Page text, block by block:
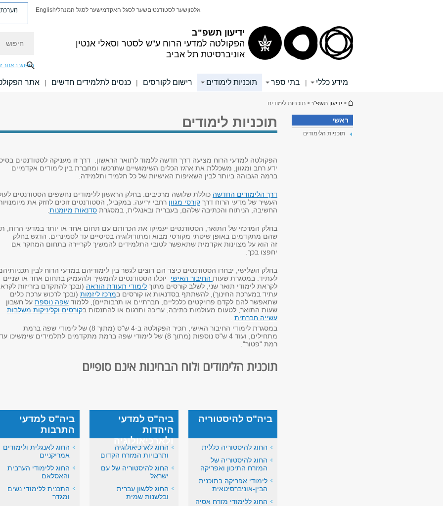
ידיעון תשפ"ב
הפקולטה למדעי הרוח ע"ש לסטר וסאלי אנטין
אוניברסיטת תל אביב
אלפוןשער לסטודנטיםשער לסגל האקדמישער לסגל המנהליEnglish מערכת
חיפוש באתר
מידע כללי | בתי ספר תוכניות לימודים רישום לקורסים | כנסים לתלמידים חדשים | אתר
הינך נמצא כאן
> ידיעון תשפ"ב> תוכניות לימודים
ראשי
תוכניות הלימודים
תוכניות לימודים
הפקולטה למדעי הרוח מציעה דרך חדשה ללמוד לתואר הראשון. דרך זו מעניקה לסטודנטים
ידע רחב ומגוון, משכללת את ארגז הכלים השימושיים שתרכשו ומחברת בין לימודים אקדמיים
ברמה הגבוהה ביותר לבין השאיפות האישיות של כל תלמיד ותלמידה.
דרך הלימודים החדשה כוללת שלושה מרכיבים. בחלק הראשון ללימודים נחשפים הסטודנטים
העשיר של מדעי הרוח דרך קורסי מגוון רחבי יריעה. במקביל, הסטודנטים זוכים לחזק את
החשיבה, הניתוח והכתיבה שלהם, בעברית ובאנגלית, במסגרת סדנאות מיומנות
בחלק המרכזי של התואר, הסטודנטים יעמיקו את הכרותם עם תחום אחד או יותר במדעי הרוח,
שהם מתקדמים באופן שיטתי מקורסי מבוא ומתודולוגיה בסיסיים עד לסמינרים. הדגש בחלק
זה הוא על מצוינות אקדמית שתאפשר לטובי התלמידים להמשיך לקריירה בתחום המחקר אם
יחפצו בכך.
​בחלק השלישי, יבחרו הסטודנטים כיצד הם רוצים לגשר בין לימודיהם במדעי הרוח לבין
לעתיד. במסגרת שעות החיבור האישי יוכלו הסטודנטים להמשיך ולהעמיק בתחום אחד או שניים
לקראת לימודי תואר שני, לשלב קורסים מתוך לימודי תעודת הוראה (ובכך להתקדם בזריזות
עתיד במערכת החינוך), להשתתף בסדנאות או קורסים במרכז ליזמות (ובכך לרכוש ערכת כלים
שתאפשר להם לקדם פרויקטים כלכליים, חברתיים או תרבותיים), ללמוד שפה נוספת על חשבון
שעות התואר, לטעום מעולמות כתיבה, עריכה ותרגום או להתנסות בקורסים וקליניקות משלבות
עשייה חברתית
במסגרת לימודי החיבור האישי, תכיר הפקולטה ב-4 ש"ס (מתוך 8) של לימודי שפה ברמת
מתחילים, ועוד 4 ש"ס נוספות (מתוך 8) של לימודי שפה ברמת מתקדמים לתלמידים שימשיכו עד
רמת "פטור".
תוכנית הלימודים ולוח הבחינות אינם סופיים
ביה"ס להיסטוריה
החוג להיסטוריה כללית
החוג להיסטוריה של
המזרח התיכון ואפריקה
לימודי אפריקה בתוכנית
הבין-אוניברסיטאית
החוג ללימודי מזרח אסיה
ביה"ס למדעי
היהדות
ולארכיאולוגיה
החוג לארכיאולוגיה
ותרבויות המזרח הקדום
החוג להיסטוריה של עם
ישראל
החוג ללשון עברית
ובלשנות שמית
ביה"ס למדעי
התרבות
החוג לאנגלית ולימודים
אמריקניים
החוג ללימודי הערבית
והאסלאם
התכנית ללימודי נשים
ומגדר